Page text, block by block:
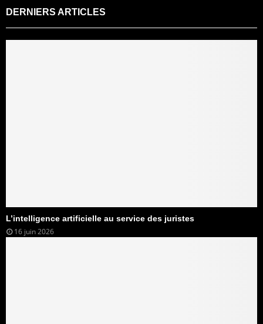
DERNIERS ARTICLES
L’intelligence artificielle au service des juristes
16 juin 2026